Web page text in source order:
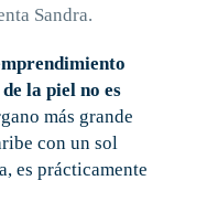
Sandra.
la piel no es
más grande
con un sol
es prácticamente